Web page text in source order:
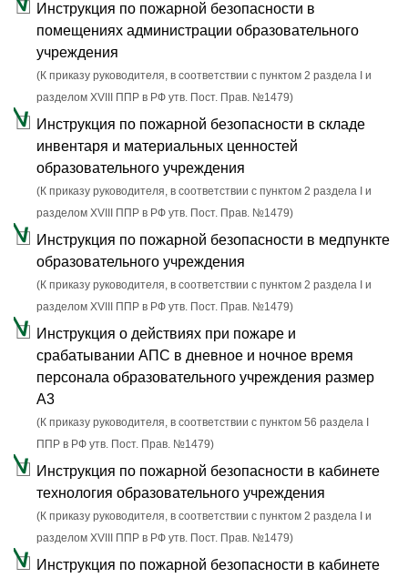
Инструкция по пожарной безопасности в
помещениях администрации образовательного
учреждения
(К приказу руководителя, в соответствии с пунктом 2 раздела I и
разделом XVIII ППР в РФ утв. Пост. Прав. №1479)
Инструкция по пожарной безопасности в складе
инвентаря и материальных ценностей
образовательного учреждения
(К приказу руководителя, в соответствии с пунктом 2 раздела I и
разделом XVIII ППР в РФ утв. Пост. Прав. №1479)
Инструкция по пожарной безопасности в медпункте
образовательного учреждения
(К приказу руководителя, в соответствии с пунктом 2 раздела I и
разделом XVIII ППР в РФ утв. Пост. Прав. №1479)
Инструкция о действиях при пожаре и
срабатывании АПС в дневное и ночное время
персонала образовательного учреждения размер
А3
(К приказу руководителя, в соответствии с пунктом 56 раздела I
ППР в РФ утв. Пост. Прав. №1479)
Инструкция по пожарной безопасности в кабинете
технология образовательного учреждения
(К приказу руководителя, в соответствии с пунктом 2 раздела I и
разделом XVIII ППР в РФ утв. Пост. Прав. №1479)
Инструкция по пожарной безопасности в кабинете